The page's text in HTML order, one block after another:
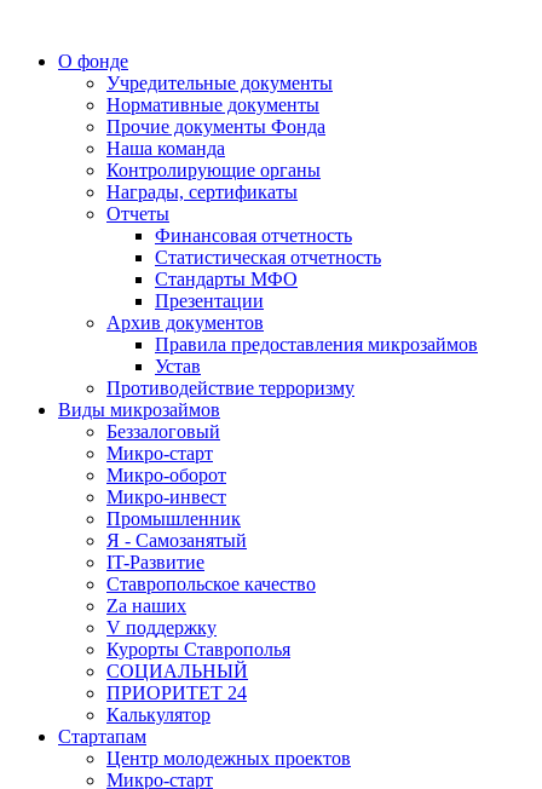
О фонде
Учредительные документы
Нормативные документы
Прочие документы Фонда
Наша команда
Контролирующие органы
Награды, сертификаты
Отчеты
Финансовая отчетность
Статистическая отчетность
Стандарты МФО
Презентации
Архив документов
Правила предоставления микрозаймов
Устав
Противодействие терроризму
Виды микрозаймов
Беззалоговый
Микро-старт
Микро-оборот
Микро-инвест
Промышленник
Я - Самозанятый
IT-Развитие
Ставропольское качество
Za наших
V поддержку
Курорты Ставрополья
СОЦИАЛЬНЫЙ
ПРИОРИТЕТ 24
Калькулятор
Стартапам
Центр молодежных проектов
Микро-старт